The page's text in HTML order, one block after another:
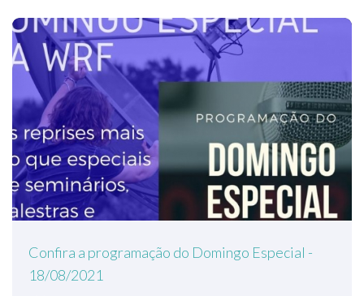
Confira a programação do Domingo Especial -
18/08/2021